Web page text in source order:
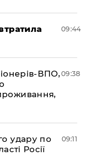
09:44
ВПО,09:38
удару по
Росії
09:11